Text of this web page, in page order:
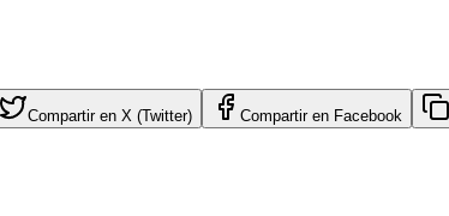
Compartir en X (Twitter) Compartir en Facebook